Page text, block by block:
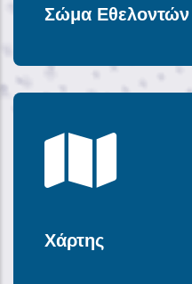
Σώμα Εθελοντών
Χάρτης